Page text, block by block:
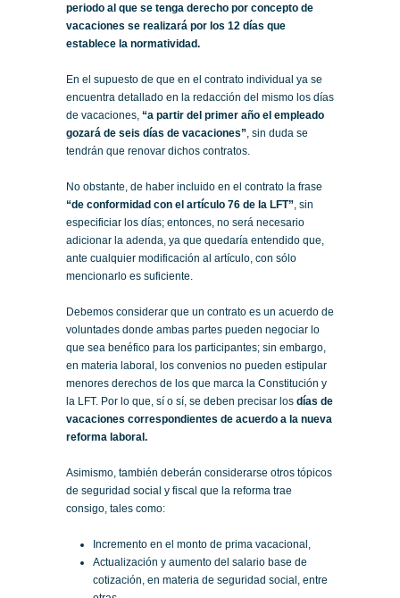
periodo al que se tenga derecho por concepto de
vacaciones se realizará por los 12 días que
establece la normatividad.
En el supuesto de que en el contrato individual ya se
encuentra detallado en la redacción del mismo los días
de vacaciones, “a partir del primer año el empleado
gozará de seis días de vacaciones” , sin duda se
tendrán que renovar dichos contratos.
No obstante, de haber incluido en el contrato la frase
“de conformidad con el artículo 76 de la LFT” , sin
especificiar los días; entonces, no será necesario
adicionar la adenda, ya que quedaría entendido que,
ante cualquier modificación al artículo, con sólo
mencionarlo es suficiente.
Debemos considerar que un contrato es un acuerdo de
voluntades donde ambas partes pueden negociar lo
que sea benéfico para los participantes; sin embargo,
en materia laboral, los convenios no pueden estipular
menores derechos de los que marca la Constitución y
la LFT. Por lo que, sí o sí, se deben precisar los días de
vacaciones correspondientes de acuerdo a la nueva
reforma laboral.
Asimismo, también deberán considerarse otros tópicos
de seguridad social y fiscal que la reforma trae
consigo, tales como:
Incremento en el monto de prima vacacional,
Actualización y aumento del salario base de
cotización, en materia de seguridad social, entre